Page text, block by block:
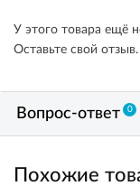
У этого товара ещё
Оставьте свой отзыв.
Вопрос-ответ 0
Похожие